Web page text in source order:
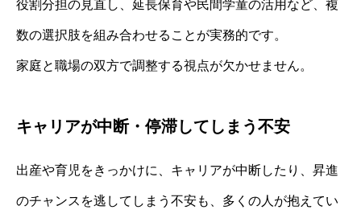
役割分担の見直し、延長保育や民間学童の活用など、複
数の選択肢を組み合わせることが実務的です。
家庭と職場の双方で調整する視点が欠かせません。
キャリアが中断・停滞してしまう不安
出産や育児をきっかけに、キャリアが中断したり、昇進
のチャンスを逃してしまう不安も、多くの人が抱えてい